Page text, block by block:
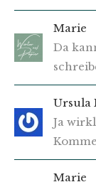
Marie
Da
Ursula
Ja
Marie